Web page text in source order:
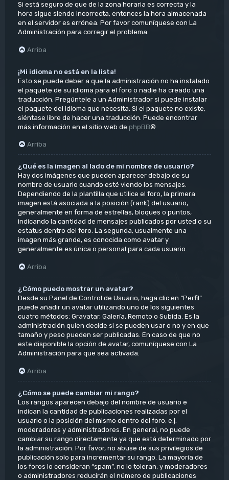
Si está seguro de que de la zona horaria es correcta y la
hora sigue siendo incorrecta, entonces la hora almacenada
en el servidor es errónea. Por favor comuníquese con La
Administración para corregir el problema.
Arriba
¡Mi idioma no está en la lista!
Esto se puede deber a que la administración no ha instalado
el paquete de su idioma para el foro o nadie ha creado una
traducción. Pregúntele a un Administrador si puede instalar
el paquete del idioma que necesita. Si el paquete no existe,
siéntase libre de hacer una traducción. Puede encontrar
más información en el sitio web de phpBB®
Arriba
¿Qué es la imagen al lado de mi nombre de usuario?
Hay dos imágenes que pueden aparecer debajo de su
nombre de usuario cuando esté viendo los mensajes.
Dependiendo de la plantilla que utilice el foro, la primera
imagen está asociada a la posición (rank) del usuario,
generalmente en forma de estrellas, bloques o puntos,
indicando la cantidad de mensajes publicados por usted o su
estatus dentro del foro. La segunda, usualmente una
imagen más grande, es conocida como avatar y
generalmente es única o personal para cada usuario.
Arriba
¿Cómo puedo mostrar un avatar?
Desde su Panel de Control de Usuario, haga clic en “Perfil”
puede añadir un avatar utilizando uno de los siguientes
cuatro métodos: Gravatar, Galería, Remoto o Subida. Es la
administración quien decide si se pueden usar o no y en que
tamaño y peso pueden ser publicadas. En caso de que no
este disponible la opción de avatar, comuníquese con La
Administración para que sea activada.
Arriba
¿Cómo se puede cambiar mi rango?
Los rangos aparecen debajo del nombre de usuario e
indican la cantidad de publicaciones realizadas por el
usuario o la posición del mismo dentro del foro, e.j.
moderadores y administradores. En general, no puede
cambiar su rango directamente ya que está determinado por
la administración. Por favor, no abuse de sus privilegios de
publicación solo para incrementar su rango. La mayoría de
los foros lo consideran “spam”, no lo toleran, y moderadores
o administradores reducirán el número de publicaciones